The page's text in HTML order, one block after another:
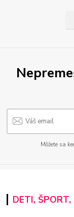
Môžete sa
DETI, ŠPORT,